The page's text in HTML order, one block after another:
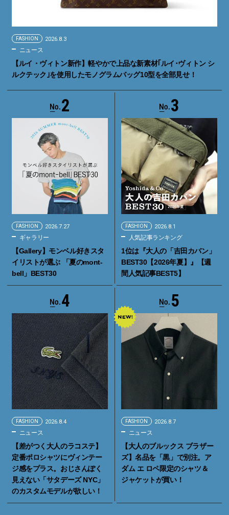
FASHION 2026.8.3
ニュース
【ルイ・ヴィトン新作】軽やかで上品な新素材｢ルイ･ヴィトン シ
ルクテック｣を使用したモノグラムバッグ10型を全部見せ！
2
FASHION 2026.7.27
ギャラリー
【Gallery】モンベル好きスタ
イリストが選ぶ 「夏のmont-
bell」BEST30
3
FASHION 2026.8.1
人気記事ランキング
1位は『大人の「吉田カバン」
BEST30【2026年夏】』【週
間人気記事BEST5】
4
FASHION 2026.8.4
ニュース
【差がつく大人のラコステ】
定番ポロシャツにヴィンテー
ジ感をプラス。おじさんぽく
見えない「サタデーズ NYC」
のカスタムモデルが欲しい！
5
FASHION 2026.8.7
ニュース
【大人のブルックス ブラザー
ズ】名品を「黒」で別注。ア
ダム エ ロペ限定のシャツ＆
ジャケットが買い！